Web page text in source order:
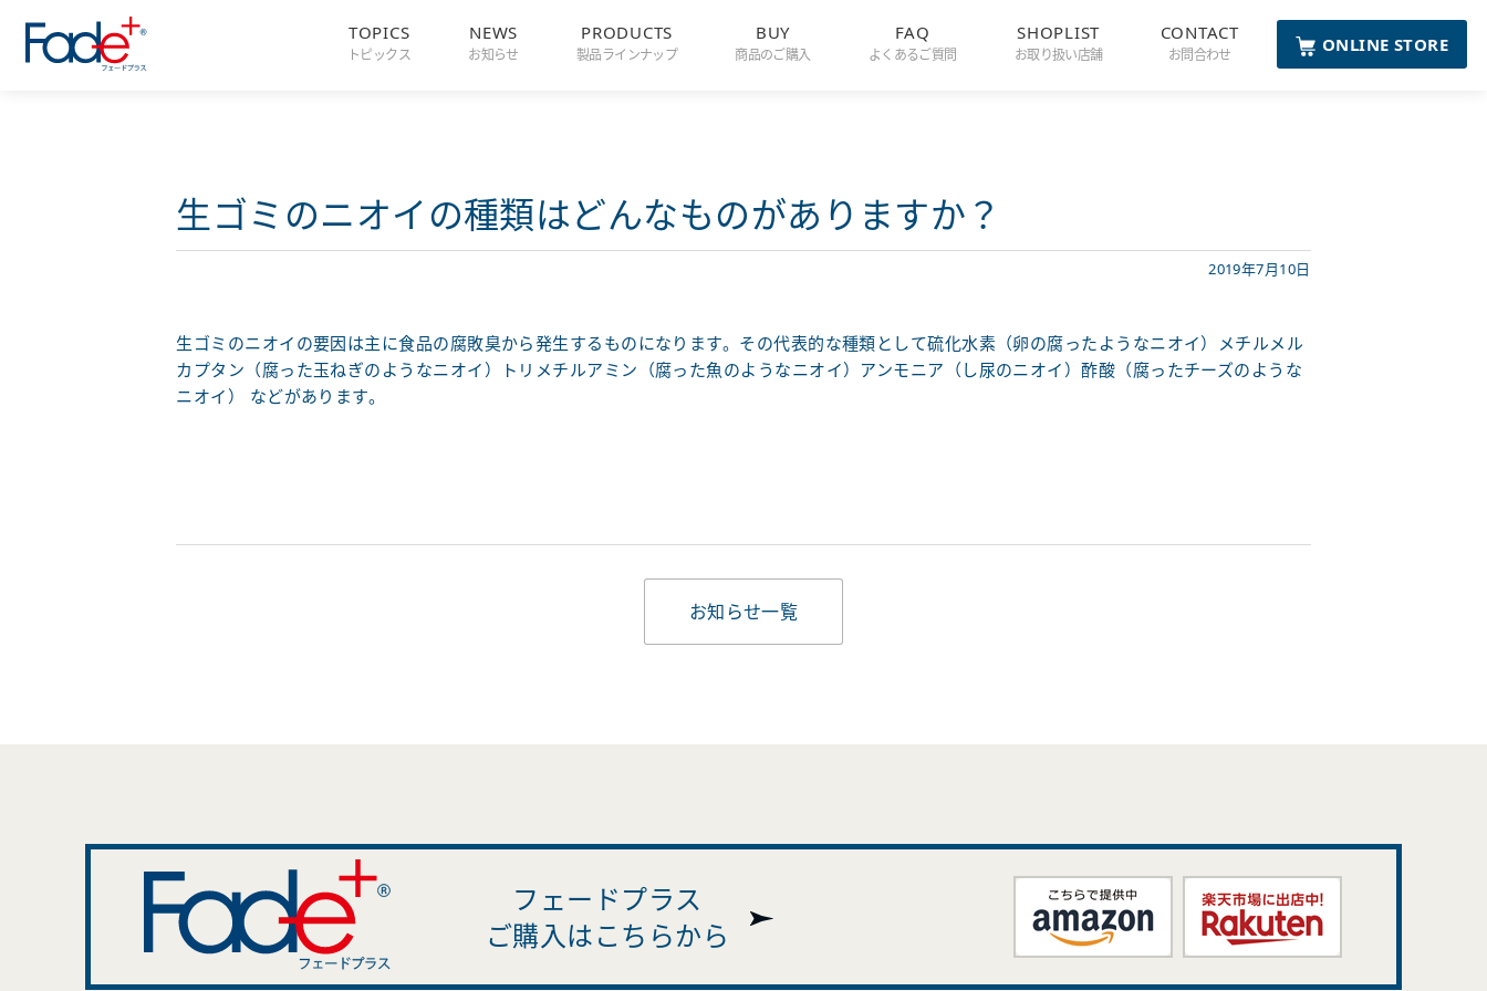
トピックス
TOPICS
お知らせ
NEWS
製品ラインナップ
PRODUCTS
商品のご購入
BUY
よくあるご質問
FAQ
お取り扱い店舗
SHOPLIST
お問合わせ
CONTACT
ONLINE STORE
生ゴミのニオイの種類はどんなものがありますか？
2019年7月10日
生ゴミのニオイの要因は主に食品の腐敗臭から発生するものになります。その代表的な種類として硫化水素（卵の腐ったようなニオイ）メチルメル
カプタン（腐った玉ねぎのようなニオイ）トリメチルアミン（腐った魚のようなニオイ）アンモニア（し尿のニオイ）酢酸（腐ったチーズのような
ニオイ） などがあります。
お知らせ一覧
フェードプラス
ご購入はこちらから